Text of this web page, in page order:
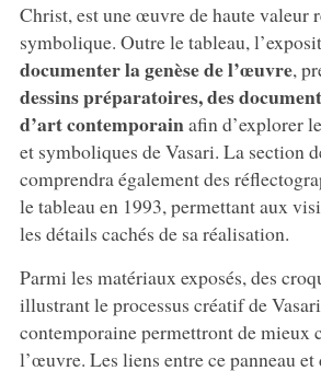
Christ, est une œuvre de haute valeur
symbolique. Outre le tableau,
documenter la genèse de l’œuvre,
dessins préparatoires, des
d’art contemporainafin d’explorer
et symboliques de Vasari. La section
comprendra également des
le tableau en 1993, permettant aux
les détails cachés de sa réalisation.
Parmi les matériaux exposés, des
illustrant le processus créatif de
contemporaine permettront de mieux
l’œuvre. Les liens entre ce panneau et